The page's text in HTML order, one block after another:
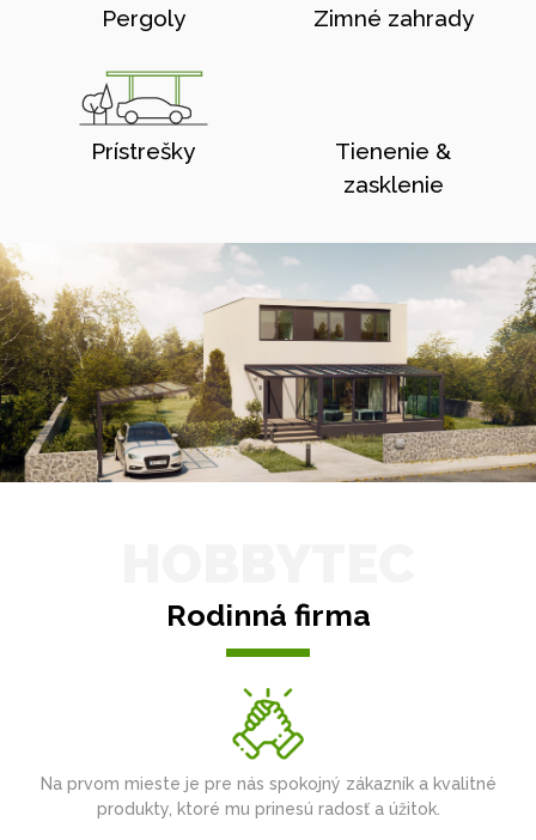
Pergoly Zimné zahrady
Prístrešky
Tienenie &
zasklenie
Rodinná firma
Na prvom mieste je pre nás spokojný zákazník a kvalitné
produkty, ktoré mu prinesú radosť a úžitok.